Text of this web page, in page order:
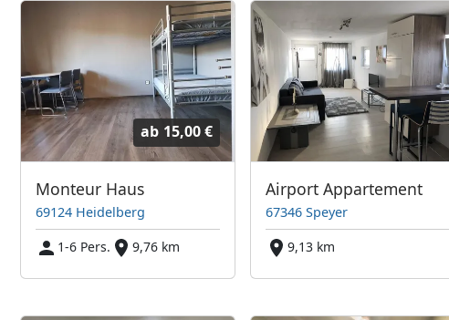
ab 15,00 €
Monteur Haus
69124 Heidelberg
1-6 Pers.
9,76 km
Airport Appartement
67346 Speyer
9,13 km